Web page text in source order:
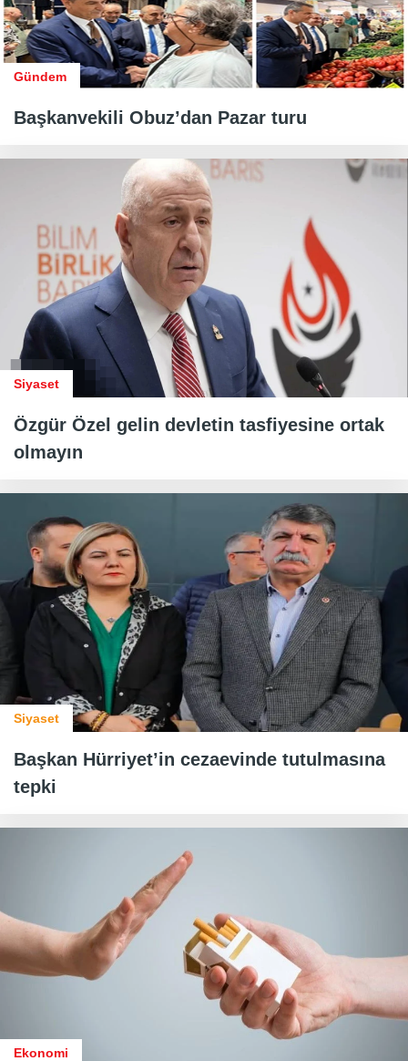
Gündem
Başkanvekili Obuz’dan Pazar turu
Siyaset
Özgür Özel gelin devletin tasfiyesine ortak
olmayın
Siyaset
Başkan Hürriyet’in cezaevinde tutulmasına
tepki
Ekonomi